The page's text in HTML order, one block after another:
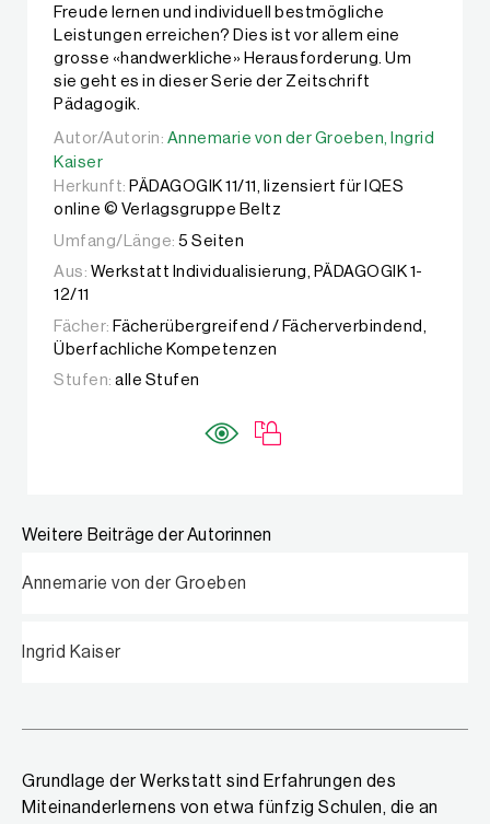
Freude lernen und individuell bestmögliche
Leistungen erreichen? Dies ist vor allem eine
grosse «handwerkliche» Herausforderung. Um
sie geht es in dieser Serie der Zeitschrift
Pädagogik.
Autor/Autorin: Annemarie von der Groeben, Ingrid Kaiser
Autor/Autorin: Annemarie von der Groeben, Ingrid
Kaiser
Herkunft: PÄDAGOGIK 11/11, lizensiert für IQES
online © Verlagsgruppe Beltz
Umfang/Länge: 5 Seiten
Aus: Werkstatt Individualisierung, PÄDAGOGIK 1-
12/11
Fächer: Fächerübergreifend / Fächerverbindend,
Überfachliche Kompetenzen
Stufen: alle Stufen
Weitere Beiträge der Autorinnen
Annemarie von der Groeben
Ingrid Kaiser
Grundlage der Werkstatt sind Erfahrungen des
Miteinanderlernens von etwa fünfzig Schulen, die an